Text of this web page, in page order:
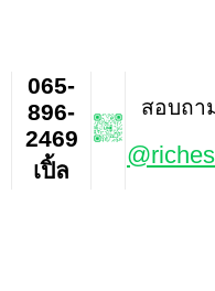
065-
896-
2469
เปิ้ล
สอบถา